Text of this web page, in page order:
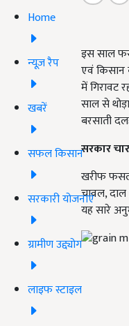
Home
न्यूज़ रैप
खबरें
सफल किसान
सरकारी योजनाएं
ग्रामीण उद्द्योग
लाइफ स्टाइल
इस साल
एवं
में गिरावट
साल से
बरसाती
सरकार
खरीफ
चावल,
यह सारे